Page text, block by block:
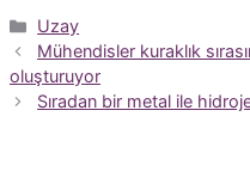
Kategoriler
Uzay
Mühendisler kuraklık
oluşturuyor
Sıradan bir metal ile